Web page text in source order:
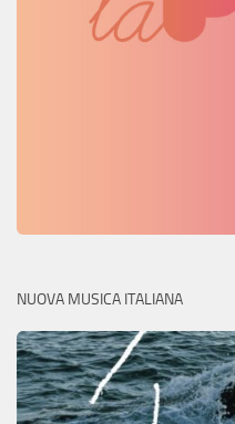
NUOVA MUSICA ITALIANA